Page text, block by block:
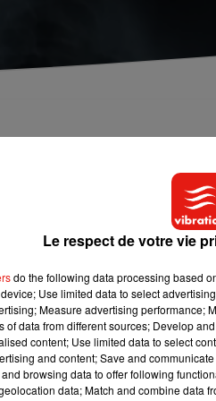
de Châteauroux.
Il avait été victime
Indre-et-Loire, le nombre de
du temps de travail et de
de renom et très apprécié par
été victime d’une fatigue
Le respect de votre vie
do the following data processing based
Use limited data to select
Measure advertising performance;
of data from different sources; Develop
content; Use limited data to select
and content; Save and
browsing data to offer following
data; Match and combine data